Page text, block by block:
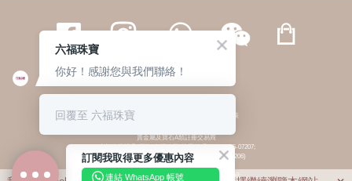
繁體 | 簡体
© 六福集團 版權所有 不得轉載 私隱政策
貴金屬及寶石A類註冊交易商
(六福企業禮品(國際)有限公司-註冊號碼:A-B-24-05-07207;
六福電子商貿有限公司-註冊號碼:A-B-24-05-07206)
貴金屬及寶石B類註冊交易商
(六福集團有限公司-註冊號碼:B-B-24-05-07258;
訂閱我取得更多優惠內容
連結 WhatsApp 帳號
六福珠寶
你好！感謝您與我們聯絡！
回覆至 六福珠寶